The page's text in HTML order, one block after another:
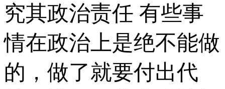
究其政治责任 有些事
情在政治上是绝不能做
的，做了就要付出代